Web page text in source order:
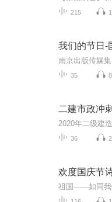
215
我们的节日-
35
二建市政冲
36
欢度国庆节